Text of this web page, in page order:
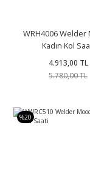
WRH4006 Welder
Kadın Kol
4.913,00 TL
5.780,00 TL
%20